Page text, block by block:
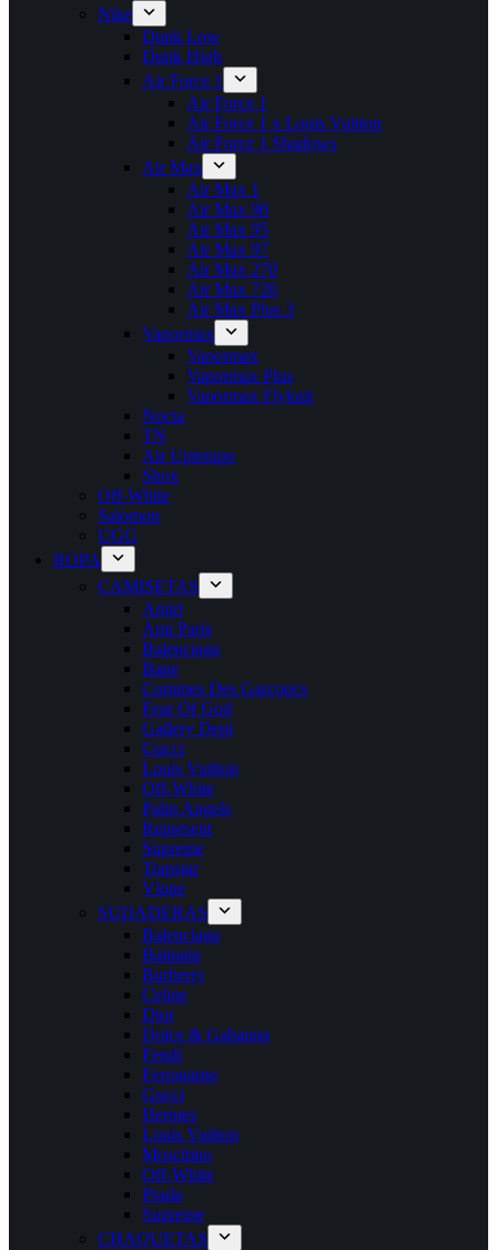
Nike
Dunk Low
Dunk High
Air Force 1
Air Force 1
Air Force 1 x Louis Vuitton
Air Force 1 Shadows
Air Max
Air Max 1
Air Max 90
Air Max 95
Air Max 97
Air Max 270
Air Max 720
Air Max Plus 3
Vapormax
Vapormax
Vapormax Plus
Vapormax Flyknit
Nocta
TN
Air Uptempo
Shox
Off-White
Salomon
UGG
ROPA
CAMISETAS
Amiri
Ami Paris
Balenciaga
Bape
Commes Des Garçoncs
Fear Of God
Gallery Dept
Gucci
Louis Vuitton
Off-White
Palm Angels
Represent
Supreme
Trapstar
Vlone
SUDADERAS
Balenciaga
Balmain
Burberry
Celine
Dior
Dolce & Gabanna
Fendi
Ferragamo
Gucci
Hermes
Louis Vuitton
Moschino
Off-White
Prada
Supreme
CHAQUETAS